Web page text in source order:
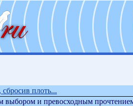
плоть...
выбором и превосходным